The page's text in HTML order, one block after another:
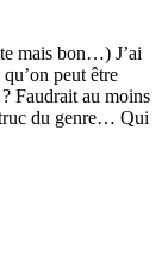
mais bon…) J’ai
peut être
Faudrait au moins
du genre… Qui